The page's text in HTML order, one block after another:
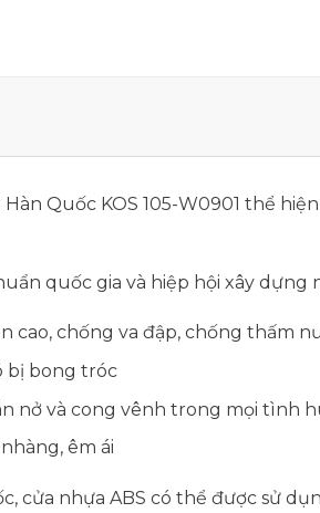
Quốc KOS 105-W0901 thể
quốc gia và hiệp hội xây dựng
cao, chống va đập, chống thấm
bị bong tróc
nở và cong vênh trong mọi tình
êm ái
cửa nhựa ABS có thể được sử